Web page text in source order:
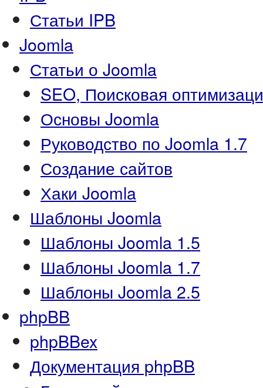
Статьи IPB
Joomla
Статьи о Joomla
SEO, Поисковая
Основы Joomla
Руководство по Joomla 1.7
Создание сайтов
Хаки Joomla
Шаблоны Joomla
Шаблоны Joomla 1.5
Шаблоны Joomla 1.7
Шаблоны Joomla 2.5
phpBB
phpBBex
Документация phpBB